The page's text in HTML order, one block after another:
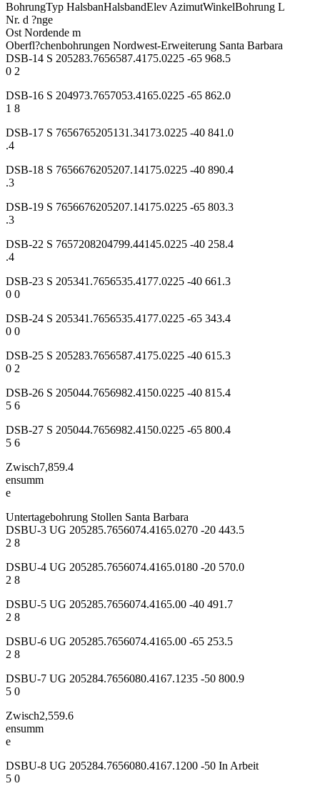
BohrungTyp HalsbanHalsbandElev AzimutWinkelBohrung L
Nr. d ?nge
Ost Nordende m
Oberfl?chenbohrungen Nordwest-Erweiterung Santa Barbara
DSB-14 S 205283.7656587.4175.0225 -65 968.5
0 2
DSB-16 S 204973.7657053.4165.0225 -65 862.0
1 8
DSB-17 S 7656765205131.34173.0225 -40 841.0
.4
DSB-18 S 7656676205207.14175.0225 -40 890.4
.3
DSB-19 S 7656676205207.14175.0225 -65 803.3
.3
DSB-22 S 7657208204799.44145.0225 -40 258.4
.4
DSB-23 S 205341.7656535.4177.0225 -40 661.3
0 0
DSB-24 S 205341.7656535.4177.0225 -65 343.4
0 0
DSB-25 S 205283.7656587.4175.0225 -40 615.3
0 2
DSB-26 S 205044.7656982.4150.0225 -40 815.4
5 6
DSB-27 S 205044.7656982.4150.0225 -65 800.4
5 6
Zwisch7,859.4
ensumm
e
Untertagebohrung Stollen Santa Barbara
DSBU-3 UG 205285.7656074.4165.0270 -20 443.5
2 8
DSBU-4 UG 205285.7656074.4165.0180 -20 570.0
2 8
DSBU-5 UG 205285.7656074.4165.00 -40 491.7
2 8
DSBU-6 UG 205285.7656074.4165.00 -65 253.5
2 8
DSBU-7 UG 205284.7656080.4167.1235 -50 800.9
5 0
Zwisch2,559.6
ensumm
e
DSBU-8 UG 205284.7656080.4167.1200 -50 In Arbeit
5 0